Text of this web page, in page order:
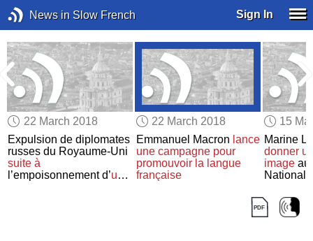
News in Slow French Sign In
22 March 2018
Expulsion de diplomates
russes du Royaume-Uni
suite à
l’empoisonnement d’un
22 March 2018
Emmanuel Macron lance
une campagne pour
promouvoir la langue
française
15
Marine
donner
imageau
National